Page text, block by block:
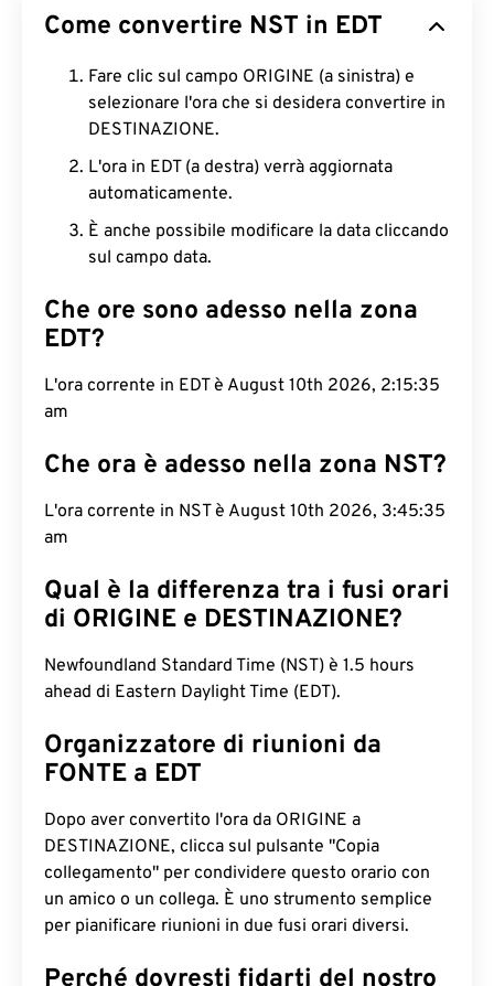
Come convertire NST in EDT
Fare clic sul campo ORIGINE (a sinistra) e
selezionare l'ora che si desidera convertire in
DESTINAZIONE.
L'ora in EDT (a destra) verrà aggiornata
automaticamente.
È anche possibile modificare la data cliccando
sul campo data.
Che ore sono adesso nella zona
EDT?
L'ora corrente in EDT è August 10th 2026, 2:15:36
am
Che ora è adesso nella zona NST?
L'ora corrente in NST è August 10th 2026, 3:45:36
am
Qual è la differenza tra i fusi orari
di ORIGINE e DESTINAZIONE?
Newfoundland Standard Time (NST) è 1.5 hours
ahead di Eastern Daylight Time (EDT).
Organizzatore di riunioni da
FONTE a EDT
Dopo aver convertito l'ora da ORIGINE a
DESTINAZIONE, clicca sul pulsante "Copia
collegamento" per condividere questo orario con
un amico o un collega. È uno strumento semplice
per pianificare riunioni in due fusi orari diversi.